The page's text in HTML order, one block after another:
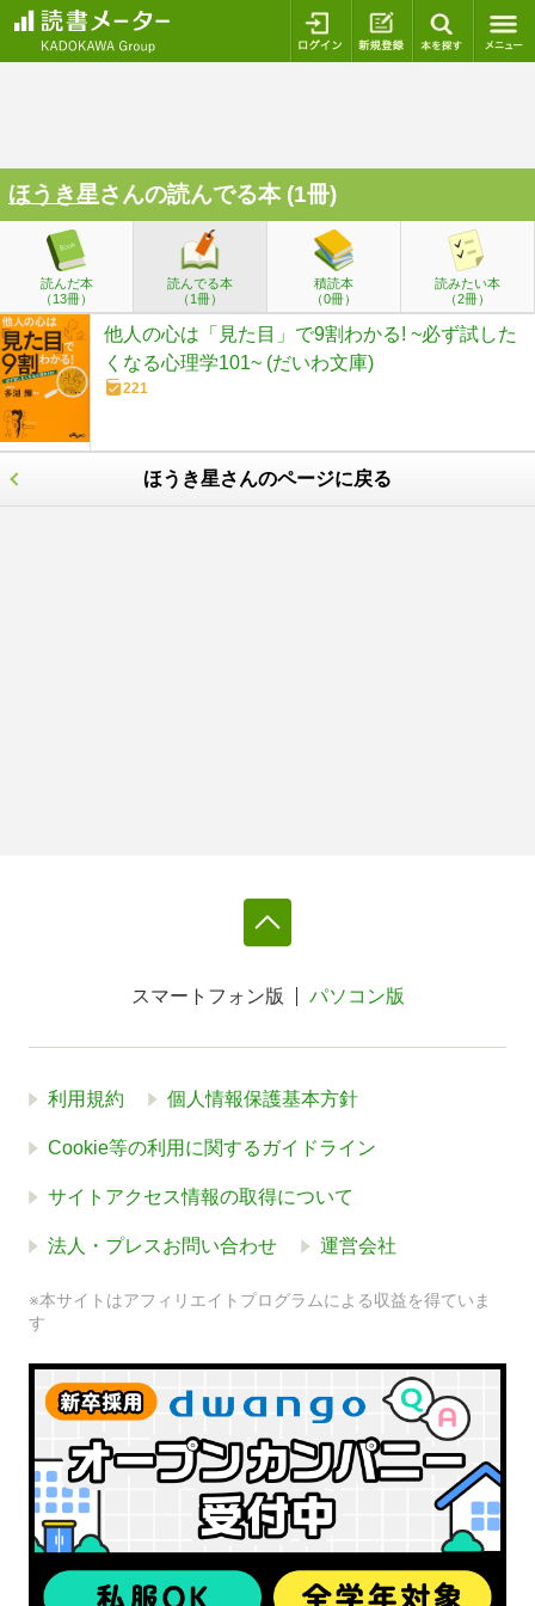
ログイン 新規登録
ほうき星さんの読んでる本 (1冊)
読んだ本
（13冊）
読んでる本
（1冊）
積読本
（0冊）
読みたい本
（2冊）
他人の心は「見た目」で9割わかる! ~必ず試した
くなる心理学101~ (だいわ文庫)
221
ほうき星さんのページに戻る
スマートフォン版 パソコン版
利用規約 個人情報保護基本方針
Cookie等の利用に関するガイドライン
サイトアクセス情報の取得について
法人・プレスお問い合わせ 運営会社
※本サイトはアフィリエイトプログラムによる収益を得ていま
す